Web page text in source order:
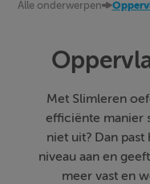
Alle onderwerpen
Met Slimleren
efficiënte manier
niet uit? Dan
niveau aan en
meer vast en